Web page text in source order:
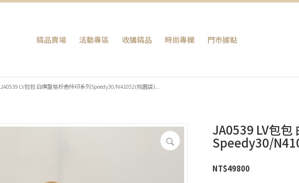
精品賣場 活動專區 收購精品 時尚專欄 門巿據點
JA0539 LV包包 白棋盤格粉色絲印系列Speedy30/N41052(桃園店)...
JA0539 LV包包
Speedy30/
NT$49800